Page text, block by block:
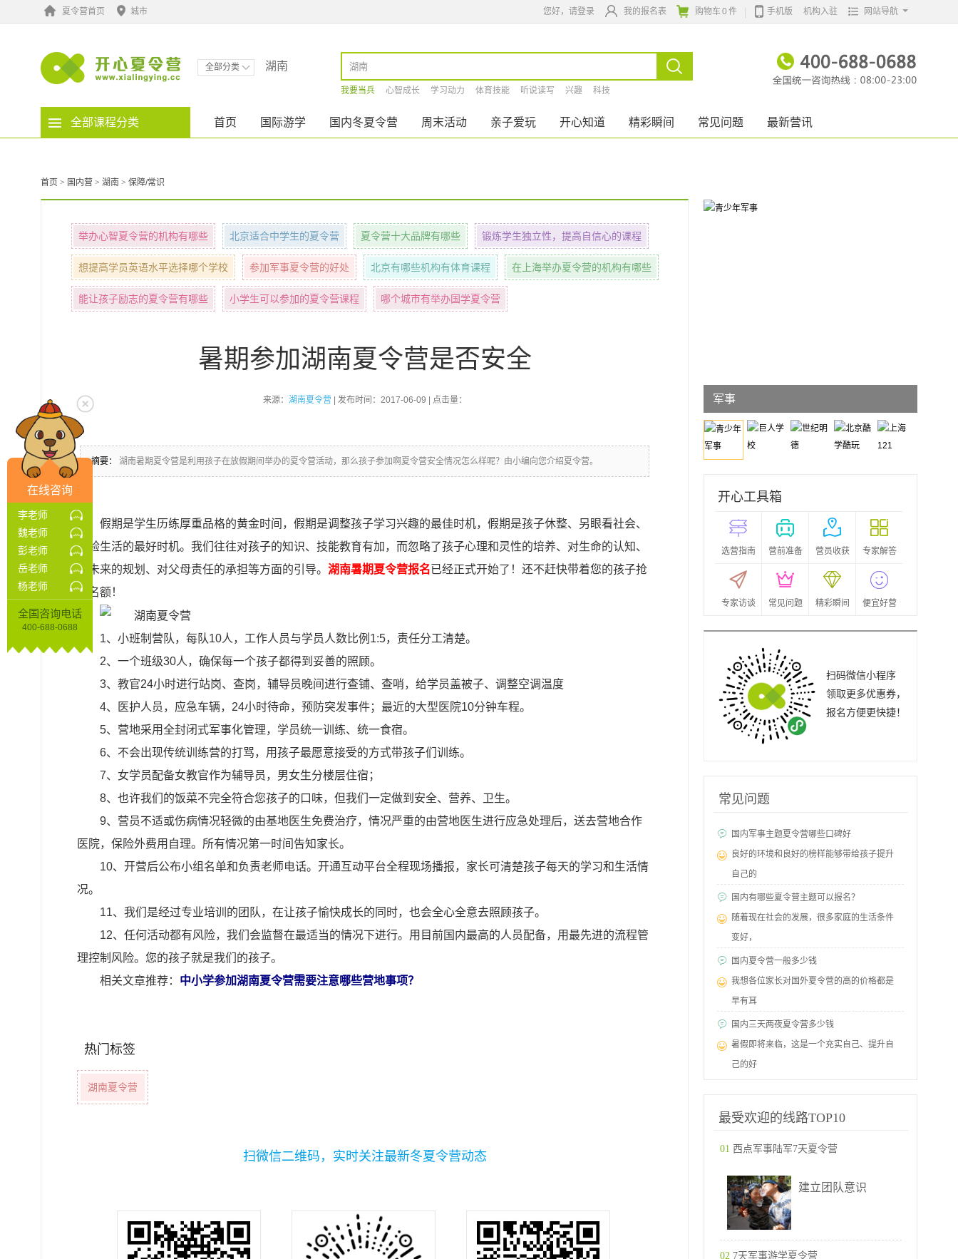
夏令营首页 城市 我的报名表 购物车0 件 手机版 机构入驻 网站导航
您好，请登录
湖南
全部分类
我要当兵 心智成长 学习动力 体育技能 听说读写 兴趣 科技
全部课程分类 首页 国际游学 国内冬夏令营 周末活动 亲子爱玩 开心知道 精彩瞬间 常见问题 最新营讯
首页 > 国内营 > 湖南 > 保障/常识
举办心智夏令营的机构有哪些 北京适合中学生的夏令营 夏令营十大品牌有哪些 锻炼学生独立性，提高自信心的课程
想提高学员英语水平选择哪个学校 参加军事夏令营的好处 北京有哪些机构有体育课程 在上海举办夏令营的机构有哪些
能让孩子励志的夏令营有哪些 小学生可以参加的夏令营课程 哪个城市有举办国学夏令营
暑期参加湖南夏令营是否安全
来源： 湖南夏令营 | 发布时间：2017-06-09 | 点击量：
摘要： 湖南暑期夏令营是利用孩子在放假期间举办的夏令营活动，那么孩子参加啊夏令营安全情况怎么样呢？由小编向您介绍夏令营。
假期是学生历练厚重品格的黄金时间，假期是调整孩子学习兴趣的最佳时机，假期是孩子休整、另眼看社会、
体验生活的最好时机。我们往往对孩子的知识、技能教育有加，而忽略了孩子心理和灵性的培养、对生命的认知、
对未来的规划、对父母责任的承担等方面的引导。 湖南暑期夏令营报名已经正式开始了！还不赶快带着您的孩子抢
占名额！
1、小班制营队，每队10人，工作人员与学员人数比例1:5，责任分工清楚。
2、一个班级30人，确保每一个孩子都得到妥善的照顾。
3、教官24小时进行站岗、查岗，辅导员晚间进行查铺、查哨，给学员盖被子、调整空调温度
4、医护人员，应急车辆，24小时待命，预防突发事件；最近的大型医院10分钟车程。
5、营地采用全封闭式军事化管理，学员统一训练、统一食宿。
6、不会出现传统训练营的打骂，用孩子最愿意接受的方式带孩子们训练。
7、女学员配备女教官作为辅导员，男女生分楼层住宿；
8、也许我们的饭菜不完全符合您孩子的口味，但我们一定做到安全、营养、卫生。
9、营员不适或伤病情况轻微的由基地医生免费治疗，情况严重的由营地医生进行应急处理后，送去营地合作
医院，保险外费用自理。所有情况第一时间告知家长。
10、开营后公布小组名单和负责老师电话。开通互动平台全程现场播报，家长可清楚孩子每天的学习和生活情
况。
11、我们是经过专业培训的团队，在让孩子愉快成长的同时，也会全心全意去照顾孩子。
12、任何活动都有风险，我们会监督在最适当的情况下进行。用目前国内最高的人员配备，用最先进的流程管
理控制风险。您的孩子就是我们的孩子。
相关文章推荐： 中小学参加湖南夏令营需要注意哪些营地事项？
热门标签
湖南夏令营
扫微信二维码，实时关注最新冬夏令营动态
军事
开心工具箱
选营指南 营前准备 营员收获 专家解答
专家访谈 常见问题 精彩瞬间 便宜好营
扫码微信小程序
领取更多优惠券，
报名方便更快捷！
常见问题
国内军事主题夏令营哪些口碑好
良好的环境和良好的榜样能够带给孩子提升
自己的
国内有哪些夏令营主题可以报名？
随着现在社会的发展，很多家庭的生活条件
变好，
国内夏令营一般多少钱
我想各位家长对国外夏令营的高的价格都是
早有耳
国内三天两夜夏令营多少钱
暑假即将来临，这是一个充实自己、提升自
己的好
最受欢迎的线路TOP10
01 西点军事陆军7天夏令营
建立团队意识
02 7天军事游学夏令营
在线咨询
李老师
魏老师
彭老师
岳老师
杨老师
全国咨询电话
400-688-0688